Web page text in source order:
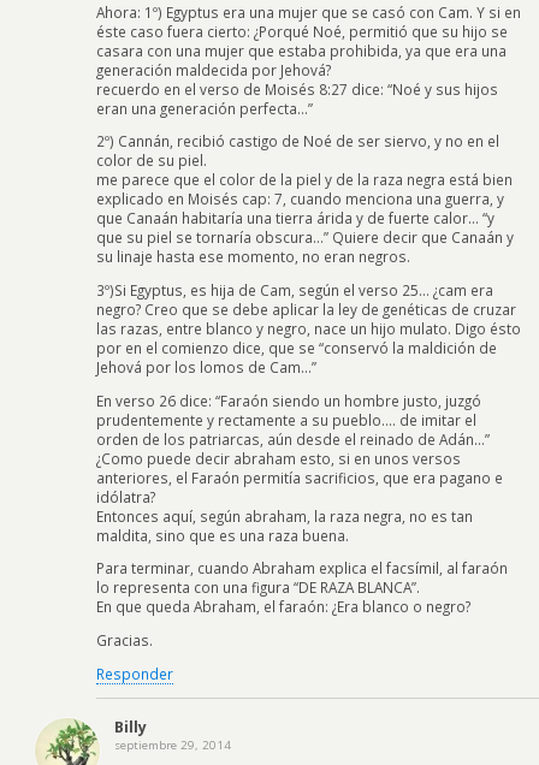
Ahora: 1º) Egyptus era una mujer que se casó con Cam. Y si en
éste caso fuera cierto: ¿Porqué Noé, permitió que su hijo se
casara con una mujer que estaba prohibida, ya que era una
generación maldecida por Jehová?
recuerdo en el verso de Moisés 8:27 dice: “Noé y sus hijos
eran una generación perfecta…”
2º) Cannán, recibió castigo de Noé de ser siervo, y no en el
color de su piel.
me parece que el color de la piel y de la raza negra está bien
explicado en Moisés cap: 7, cuando menciona una guerra, y
que Canaán habitaría una tierra árida y de fuerte calor… “y
que su piel se tornaría obscura…” Quiere decir que Canaán y
su linaje hasta ese momento, no eran negros.
3º)Si Egyptus, es hija de Cam, según el verso 25… ¿cam era
negro? Creo que se debe aplicar la ley de genéticas de cruzar
las razas, entre blanco y negro, nace un hijo mulato. Digo ésto
por en el comienzo dice, que se “conservó la maldición de
Jehová por los lomos de Cam…”
En verso 26 dice: “Faraón siendo un hombre justo, juzgó
prudentemente y rectamente a su pueblo…. de imitar el
orden de los patriarcas, aún desde el reinado de Adán…”
¿Como puede decir abraham esto, si en unos versos
anteriores, el Faraón permitía sacrificios, que era pagano e
idólatra?
Entonces aquí, según abraham, la raza negra, no es tan
maldita, sino que es una raza buena.
Para terminar, cuando Abraham explica el facsímil, al faraón
lo representa con una figura “DE RAZA BLANCA”.
En que queda Abraham, el faraón: ¿Era blanco o negro?
Gracias.
Responder
Billy
septiembre 29, 2014